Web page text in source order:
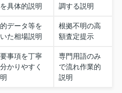
具体的説明
調する説明
データ等を
た相場説明
根拠不明の高
額査定提示
事項を丁寧
かりやすく
専門用語のみ
で流れ作業的
説明